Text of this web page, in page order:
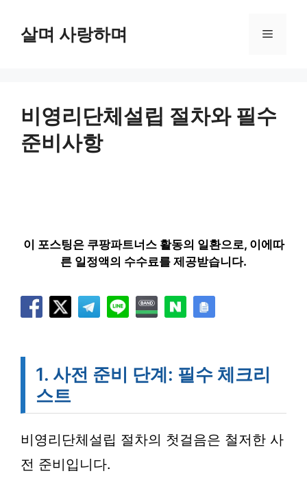
살며 사랑하며 메
비영리단체설립 절차와 필수
준비사항
이 포스팅은 쿠팡파트너스 활동의 일환으로, 이에따
른 일정액의 수수료를 제공받습니다.
1. 사전 준비 단계: 필수 체크리
스트
비영리단체설립 절차의 첫걸음은 철저한 사
전 준비입니다.